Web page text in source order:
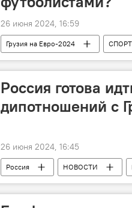
26 июня 2024, 16:59
Грузия на Евро-2024 СПОРТ
Чехия
Турция
Россия готова
дипотношений с
26 июня 2024, 16:45
Россия НОВОСТИ
Абхазия
Мария Захарова